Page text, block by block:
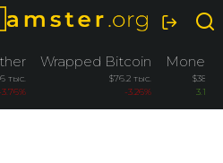
тыс.
Wrapped Bitcoin
$76.2 тыс.
-3.26%
Monero
$382.6
3.10%